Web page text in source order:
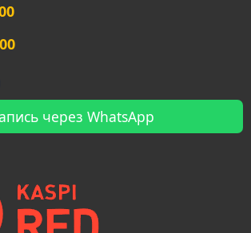
через WhatsApp